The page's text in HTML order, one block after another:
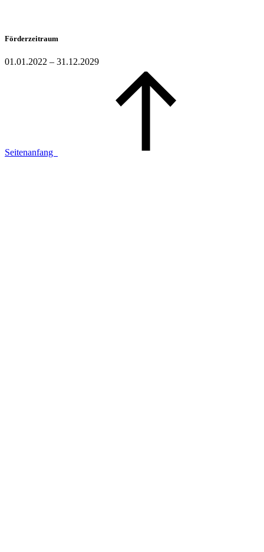
Förderzeitraum
01.01.2022 – 31.12.2029
Seitenanfang